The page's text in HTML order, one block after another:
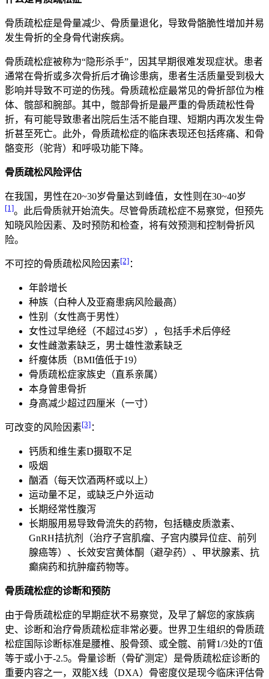
骨质疏松症是骨量减少、骨质量退化，导致骨骼脆性增加并易
发生骨折的全身骨代谢疾病。
骨质疏松症被称为“隐形杀手”，因其早期很难发现症状。患者
通常在骨折或多次骨折后才确诊患病，患者生活质量受到极大
影响并导致不可逆的伤残。骨质疏松症最常见的骨折部位为椎
体、髋部和腕部。其中，髋部骨折是最严重的骨质疏松性骨
折，有可能导致患者出院后生活不能自理、短期内再次发生骨
折甚至死亡。此外，骨质疏松症的临床表现还包括疼痛、和骨
骼变形（驼背）和呼吸功能下降。
骨质疏松风险评估
在我国，男性在20~30岁骨量达到峰值，女性则在30~40岁
[1]。此后骨质就开始流失。尽管骨质疏松症不易察觉，但预先
知晓风险因素、及时预防和检查，将有效预测和控制骨折风
险。
不可控的骨质疏松风险因素[2] ：
年龄增长
种族（白种人及亚裔患病风险最高）
性别（女性高于男性）
女性过早绝经（不超过45岁），包括手术后停经
女性雌激素缺乏，男士雄性激素缺乏
纤瘦体质（BMI值低于19）
骨质疏松症家族史（直系亲属）
本身曾患骨折
身高减少超过四厘米（一寸）
可改变的风险因素[3] ：
钙质和维生素D摄取不足
吸烟
酗酒（每天饮酒两杯或以上）
运动量不足，或缺乏户外运动
长期经常性腹泻
长期服用易导致骨流失的药物，包括糖皮质激素、
GnRH拮抗剂（治疗子宫肌瘤、子宫内膜异位症、前列
腺癌等）、长效安宫黄体酮（避孕药）、甲状腺素、抗
癫痫药和抗肿瘤药物等。
骨质疏松症的诊断和预防
由于骨质疏松症的早期症状不易察觉，及早了解您的家族病
史、诊断和治疗骨质疏松症非常必要。世界卫生组织的骨质疏
松症国际诊断标准是腰椎、股骨颈、或全髋、前臂1/3处的T值
等于或小于-2.5。骨量诊断（骨矿测定）是骨质疏松症诊断的
重要内容之一，双能X线（DXA）骨密度仪是现今临床评估骨